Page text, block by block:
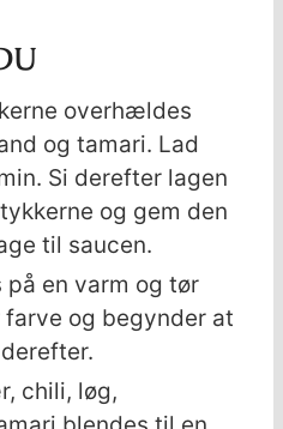
overhældes
og tamari. Lad
Si derefter lagen
og gem den
til saucen.
på en varm og tør
og begynder at
chili, løg,